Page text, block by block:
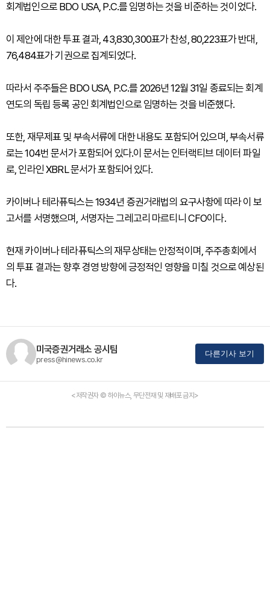
회계법인으로 BDO USA, P.C.를 임명하는 것을 비준하는 것이었다.
이 제안에 대한 투표 결과, 43,830,300표가 찬성, 80,223표가 반대,
76,484표가 기권으로 집계되었다.
따라서 주주들은 BDO USA, P.C.를 2026년 12월 31일 종료되는 회계
연도의 독립 등록 공인 회계법인으로 임명하는 것을 비준했다.
또한, 재무제표 및 부속서류에 대한 내용도 포함되어 있으며, 부속서류
로는 104번 문서가 포함되어 있다.이 문서는 인터랙티브 데이터 파일
로, 인라인 XBRL 문서가 포함되어 있다.
카이버나 테라퓨틱스는 1934년 증권거래법의 요구사항에 따라 이 보
고서를 서명했으며, 서명자는 그레고리 마르티니 CFO이다.
현재 카이버나 테라퓨틱스의 재무상태는 안정적이며, 주주총회에서
의 투표 결과는 향후 경영 방향에 긍정적인 영향을 미칠 것으로 예상된
다.
미국증권거래소 공시팀
press@hinews.co.kr
다른기사 보기
<저작권자 © 하이뉴스, 무단전재 및 재배포 금지>